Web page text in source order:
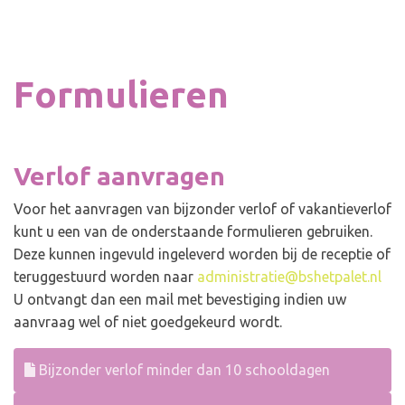
Formulieren
Verlof aanvragen
Voor het aanvragen van bijzonder verlof of vakantieverlof
kunt u een van de onderstaande formulieren gebruiken.
Deze kunnen ingevuld ingeleverd worden bij de receptie of
teruggestuurd worden naar administratie@bshetpalet.nl
U ontvangt dan een mail met bevestiging indien uw
aanvraag wel of niet goedgekeurd wordt.
Bijzonder verlof minder dan 10 schooldagen